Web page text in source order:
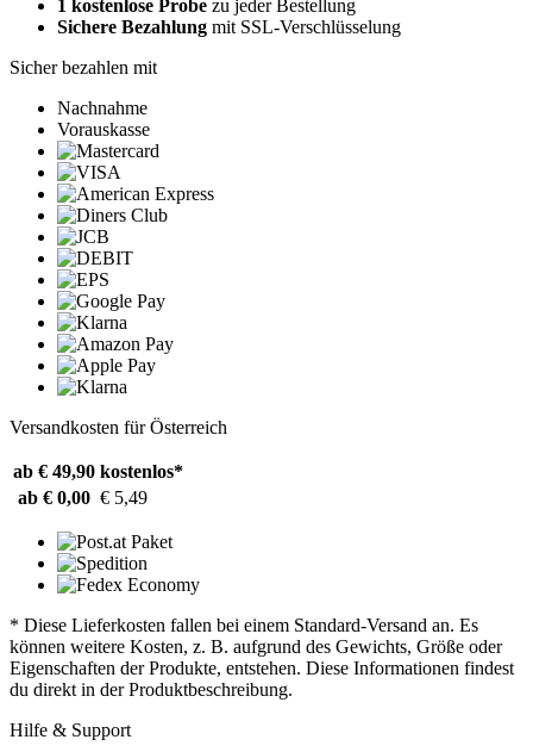
1 kostenlose Probe zu jeder Bestellung
Sichere Bezahlung mit SSL-Verschlüsselung
Sicher bezahlen mit
Nachnahme
Vorauskasse
Versandkosten für Österreich
ab € 49,90 kostenlos*
ab € 0,00 € 5,49
* Diese Lieferkosten fallen bei einem Standard-Versand an. Es
können weitere Kosten, z. B. aufgrund des Gewichts, Größe oder
Eigenschaften der Produkte, entstehen. Diese Informationen findest
du direkt in der Produktbeschreibung.
Hilfe & Support